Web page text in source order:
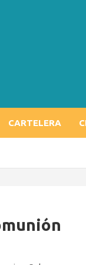
CARTELERA